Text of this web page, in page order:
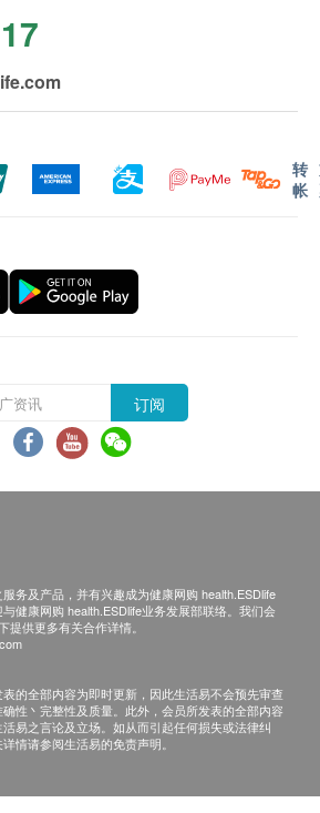
计）接受有关检查，逾期作废。
告可于7至10个工作天内完成，心
查预防中心会与客户预约时间到其
释检查报告。
条款及细则：
心脏及脑血管病检查预防中心将于
户预约注射疫苗的时间及地点。
出示身份証及列印订购确认信以确
医生会诊。若经医生评估后，阁下
射，将需支付医生诊症费用
将会退回。如客户已注射第一针疫
购的计划，转让给第三者及／或退
留最后决定权。
非作为医务诊断或治疗用途。当阁
疾病征兆时，应立即咨询有认可资
及治疗。
供。生活易【健康网购
有经营或提供本服务/产品。有关
延误，或因使用此服务/产品而引
责。一切有关的索偿或查询，须
息
转
帐
订阅
务及产品，并有兴趣成为健康网购 health.ESDlife
健康网购 health.ESDlife业务发展部联络。我们会
提供更多有关合作详情。
的全部内容为即时更新，因此生活易不会预先审查
性丶完整性及质量。此外，会员所发表的全部内容
易之言论及立场。如从而引起任何损失或法律纠
情请参阅生活易的免责声明。